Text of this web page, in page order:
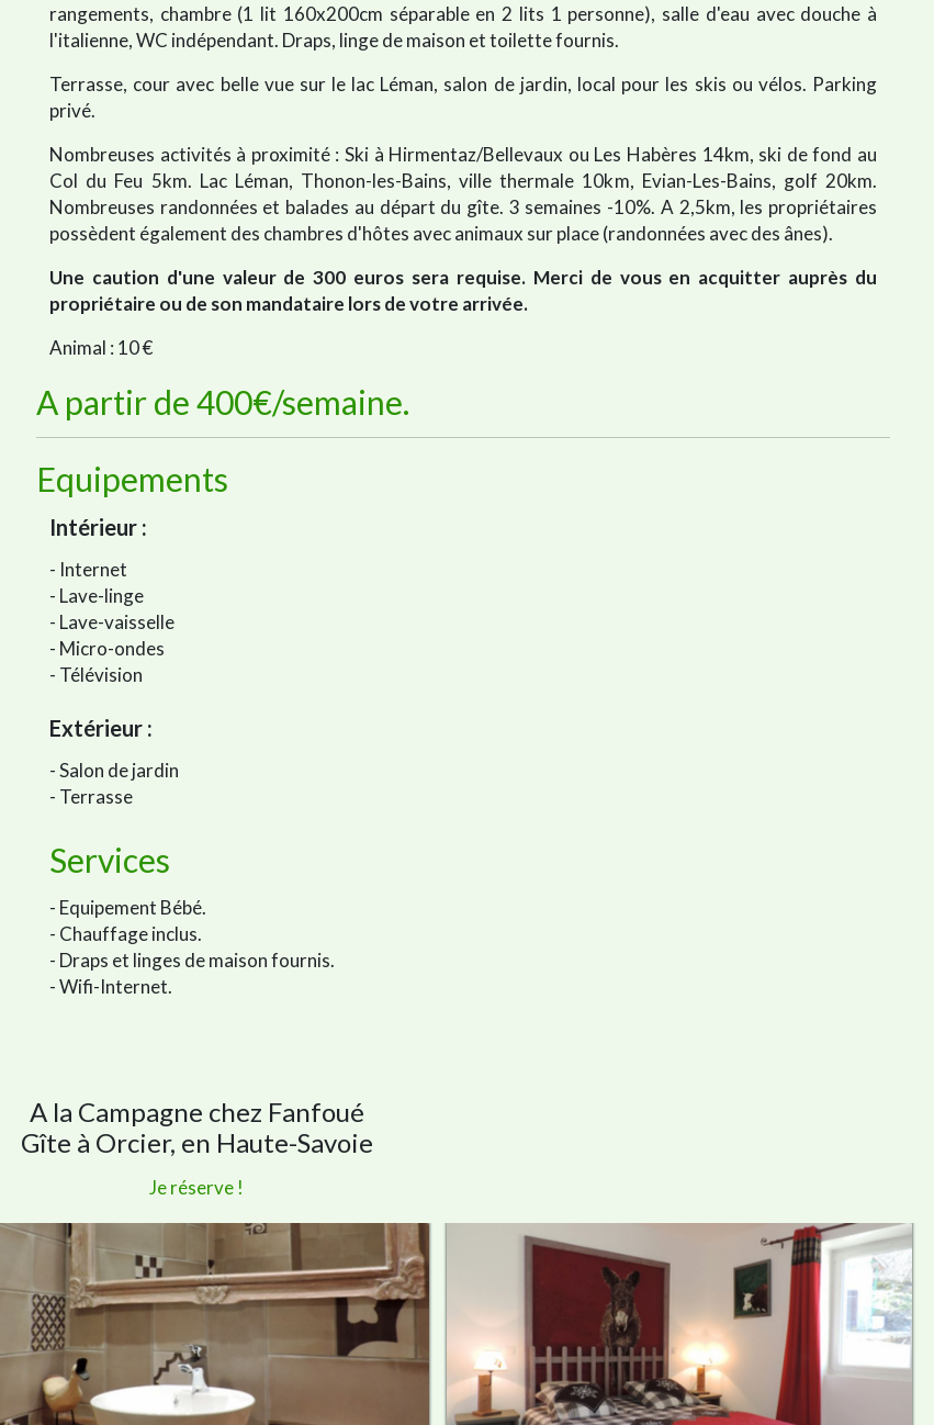
rangements, chambre (1 lit 160x200cm séparable en 2 lits 1 personne), salle d'eau avec douche à
l'italienne, WC indépendant. Draps, linge de maison et toilette fournis.
Terrasse, cour avec belle vue sur le lac Léman, salon de jardin, local pour les skis ou vélos. Parking
privé.
Nombreuses activités à proximité : Ski à Hirmentaz/Bellevaux ou Les Habères 14km, ski de fond au
Col du Feu 5km. Lac Léman, Thonon-les-Bains, ville thermale 10km, Evian-Les-Bains, golf 20km.
Nombreuses randonnées et balades au départ du gîte. 3 semaines -10%. A 2,5km, les propriétaires
possèdent également des chambres d'hôtes avec animaux sur place (randonnées avec des ânes).
Une caution d'une valeur de 300 euros sera requise. Merci de vous en acquitter auprès du
propriétaire ou de son mandataire lors de votre arrivée.
Animal : 10 €
A partir de 400€/semaine.
Equipements
Intérieur :
- Internet
- Lave-linge
- Lave-vaisselle
- Micro-ondes
- Télévision
Extérieur :
- Salon de jardin
- Terrasse
Services
- Equipement Bébé.
- Chauffage inclus.
- Draps et linges de maison fournis.
- Wifi-Internet.
A la Campagne chez Fanfoué
Gîte à Orcier, en Haute-Savoie
Je réserve !